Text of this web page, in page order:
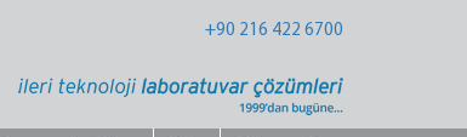
+90 216 422 6700